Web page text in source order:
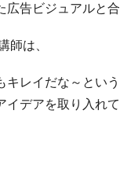
広告ビジュアルと
師は、
キレイだな～とい
イデアを取り入れ